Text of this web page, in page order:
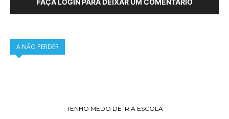
FAÇA LOGIN PARA DEIXAR UM COMENTÁRIO
A NÃO PERDER
TENHO MEDO DE IR À ESCOLA